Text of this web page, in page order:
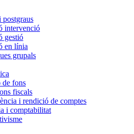
postgraus
intervenció
gestió
en línia
grupals
de fons
fiscals
i rendició de comptes
i comptabilitat